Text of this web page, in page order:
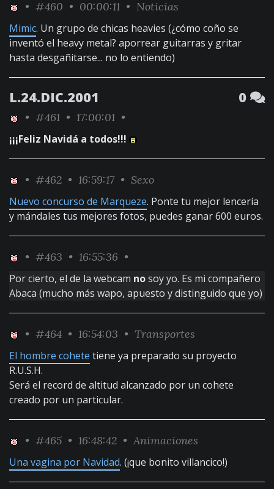
• #460 • 00:00:11 • Noticias
Mimic. Un grupo de chicas heavies (¿cómo coño se
inventó el heavy metal? aporrear guitarras y gritar
hasta desgañitarse... no lo entiendo)
L.24.DIC.2001 0
• #461 • 17:00:01 •
¡¡¡Feliz Navidá a todos!!!
• #462 • 16:59:17 • Sexo
Nuevo concurso de Marqueze. Ponte tu mejor lencería
y mándales tus mejores fotos, puedes ganar 600 euros.
• #463 • 16:55:36 •
Por cierto, el de la webcam nosoy yo. Es mi compañero
Abaca (mucho más wapo, apuesto y distinguido que yo)
• #464 • 16:54:03 • Transportes
El hombre cohete tiene ya preparado su proyecto
R.U.S.H.
Será el record de altitud alcanzado por un cohete
creado por un particular.
• #465 • 16:48:42 • Animaciones
Una vagina por Navidad. (¡que bonito villancico!)